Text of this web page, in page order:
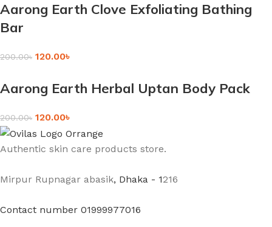
Aarong Earth Clove Exfoliating Bathing
Bar
200.00৳ 120.00৳
Aarong Earth Herbal Uptan Body Pack
200.00৳ 120.00৳
Authentic skin care products store.
Mirpur Rupnagar abasik, Dhaka - 1216
Contact number 01999977016